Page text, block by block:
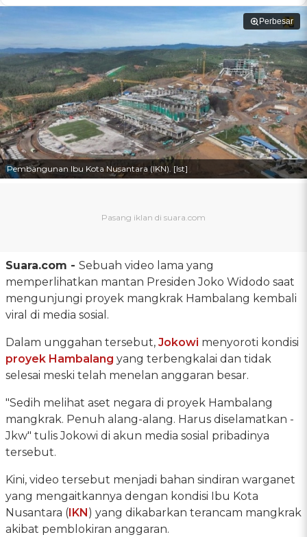
Perbesar
Pembangunan Ibu Kota Nusantara (IKN). [Ist]
Suara.com - Sebuah video lama yang
memperlihatkan mantan Presiden Joko Widodo saat
mengunjungi proyek mangkrak Hambalang kembali
viral di media sosial.
Dalam unggahan tersebut, Jokowi menyoroti kondisi
proyek Hambalang yang terbengkalai dan tidak
selesai meski telah menelan anggaran besar.
"Sedih melihat aset negara di proyek Hambalang
mangkrak. Penuh alang-alang. Harus diselamatkan -
Jkw" tulis Jokowi di akun media sosial pribadinya
tersebut.
Kini, video tersebut menjadi bahan sindiran warganet
yang mengaitkannya dengan kondisi Ibu Kota
Nusantara (IKN) yang dikabarkan terancam mangkrak
akibat pemblokiran anggaran.